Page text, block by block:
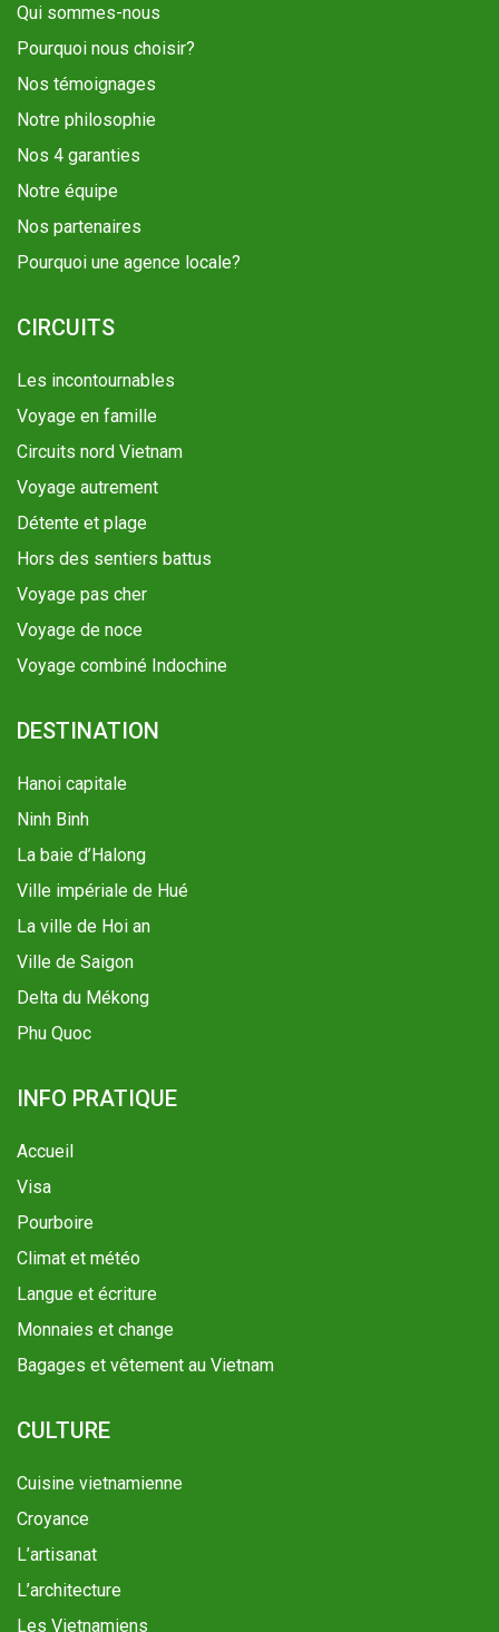
Qui sommes-nous
Pourquoi nous choisir?
Nos témoignages
Notre philosophie
Nos 4 garanties
Notre équipe
Nos partenaires
Pourquoi une agence locale?
CIRCUITS
Les incontournables
Voyage en famille
Circuits nord Vietnam
Voyage autrement
Détente et plage
Hors des sentiers battus
Voyage pas cher
Voyage de noce
Voyage combiné Indochine
DESTINATION
Hanoi capitale
Ninh Binh
La baie d’Halong
Ville impériale de Hué
La ville de Hoi an
Ville de Saigon
Delta du Mékong
Phu Quoc
INFO PRATIQUE
Accueil
Visa
Pourboire
Climat et météo
Langue et écriture
Monnaies et change
Bagages et vêtement au Vietnam
CULTURE
Cuisine vietnamienne
Croyance
L’artisanat
L’architecture
Les Vietnamiens